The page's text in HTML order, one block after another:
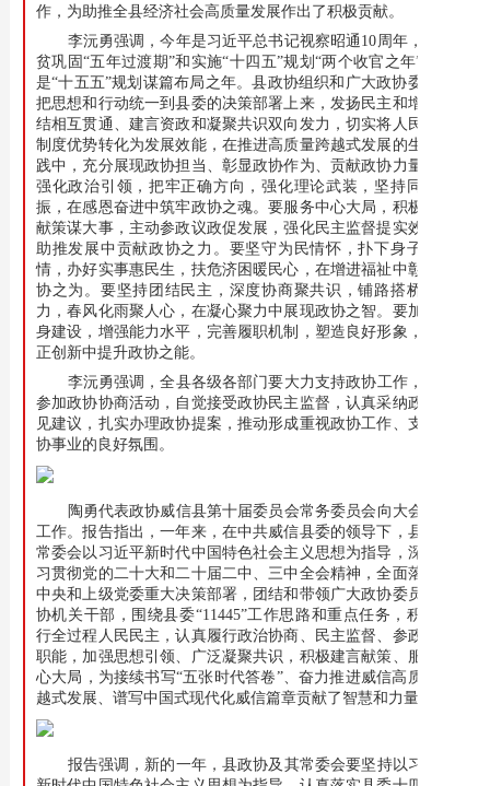
作，为助推全县经济社会高质量发展作出了积极贡献。
李沅勇强调，今年是习近平总书记视察昭通10周年，是脱
贫巩固“五年过渡期”和实施“十四五”规划“两个收官之年”，也
是“十五五”规划谋篇布局之年。县政协组织和广大政协委员要
把思想和行动统一到县委的决策部署上来，发扬民主和增进团
结相互贯通、建言资政和凝聚共识双向发力，切实将人民政协
制度优势转化为发展效能，在推进高质量跨越式发展的生动实
践中，充分展现政协担当、彰显政协作为、贡献政协力量。要
强化政治引领，把牢正确方向，强化理论武装，坚持同频共
振，在感恩奋进中筑牢政协之魂。要服务中心大局，积极建言
献策谋大事，主动参政议政促发展，强化民主监督提实效，在
助推发展中贡献政协之力。要坚守为民情怀，扑下身子察民
情，办好实事惠民生，扶危济困暖民心，在增进福祉中彰显政
协之为。要坚持团结民主，深度协商聚共识，铺路搭桥聚合
力，春风化雨聚人心，在凝心聚力中展现政协之智。要加强自
身建设，增强能力水平，完善履职机制，塑造良好形象，在守
正创新中提升政协之能。
李沅勇强调，全县各级各部门要大力支持政协工作，积极
参加政协协商活动，自觉接受政协民主监督，认真采纳政协意
见建议，扎实办理政协提案，推动形成重视政协工作、支持政
协事业的良好氛围。
陶勇代表政协威信县第十届委员会常务委员会向大会报告
工作。报告指出，一年来，在中共威信县委的领导下，县政协
常委会以习近平新时代中国特色社会主义思想为指导，深入学
习贯彻党的二十大和二十届二中、三中全会精神，全面落实党
中央和上级党委重大决策部署，团结和带领广大政协委员和政
协机关干部，围绕县委“11445”工作思路和重点任务，积极践
行全过程人民民主，认真履行政治协商、民主监督、参政议政
职能，加强思想引领、广泛凝聚共识，积极建言献策、服务中
心大局，为接续书写“五张时代答卷”、奋力推进威信高质量跨
越式发展、谱写中国式现代化威信篇章贡献了智慧和力量。
报告强调，新的一年，县政协及其常委会要坚持以习近平